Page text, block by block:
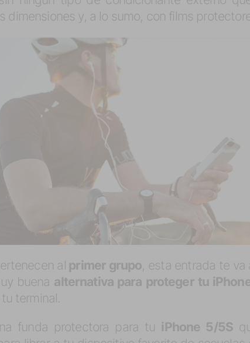
dimensiones y, a lo sumo, con films
al primer grupo , esta entrada te
buena alternativa para proteger tu
terminal.
funda protectora para tu iPhone 5/5S